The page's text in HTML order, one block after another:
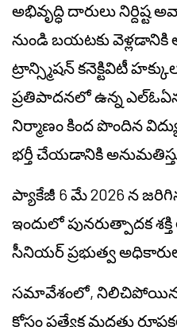
అభివృద్ధి దారులు నిర్దిష్ట
నుండి బయటకు
ట్రాన్స్మిషన్ కనెక్టివిటీ
ప్రతిపాదనలో ఉన్న
నిర్మాణం కింద పొందిన
భర్తీ చేయడానికి
ప్యాకేజీ 6 మే 2026 న
ఇందులో పునరుత్పాదక
సీనియర్ ప్రభుత్వ
సమావేశంలో, నిలిచిపోయిన
కోసం ప్రత్యేక మద్దతు